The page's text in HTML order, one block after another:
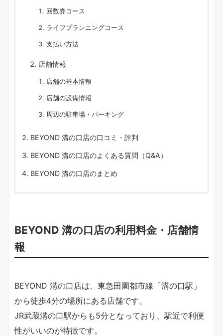
回数券コース
ライフプランニングコース
支払い方法
店舗情報
店舗の基本情報
店舗の設備情報
周辺の駐車場・パーキング
BEYOND 溝の口店の口コミ・評判
BEYOND 溝の口店のよくある質問（Q&A）
BEYOND 溝の口店のまとめ
BEYOND 溝の口店の利用料金・店舗情
報
BEYOND 溝の口店は、東急田園都市線「溝の口駅」
から徒歩4分の場所にある店舗です。
JR武蔵溝の口駅からも5分となっており、駅近で利便
性がいいのが特徴です。